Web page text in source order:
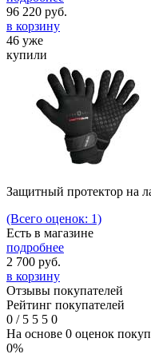
96 220 руб.
в корзину
46 уже
купили
Защитный протектор на
(Всего оценок: 1)
Есть в магазине
подробнее
2 700 руб.
в корзину
Отзывы покупателей
Рейтинг покупателей
0 /5 5 5 0
На основе 0 оценок
0%